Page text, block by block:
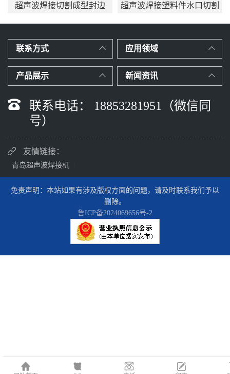
超声波焊接切割成型封边
超声波焊接塑料件水口切割
联系方式 应用领域
产品展示 新闻资讯
联系电话： 18853281951（微信同
号）
友情链接：
青岛超声波焊接机
免责声明：本站如果有涉及版权方面的问题，请及时联系我们予以
删除。
鲁ICP备2024069656号-2